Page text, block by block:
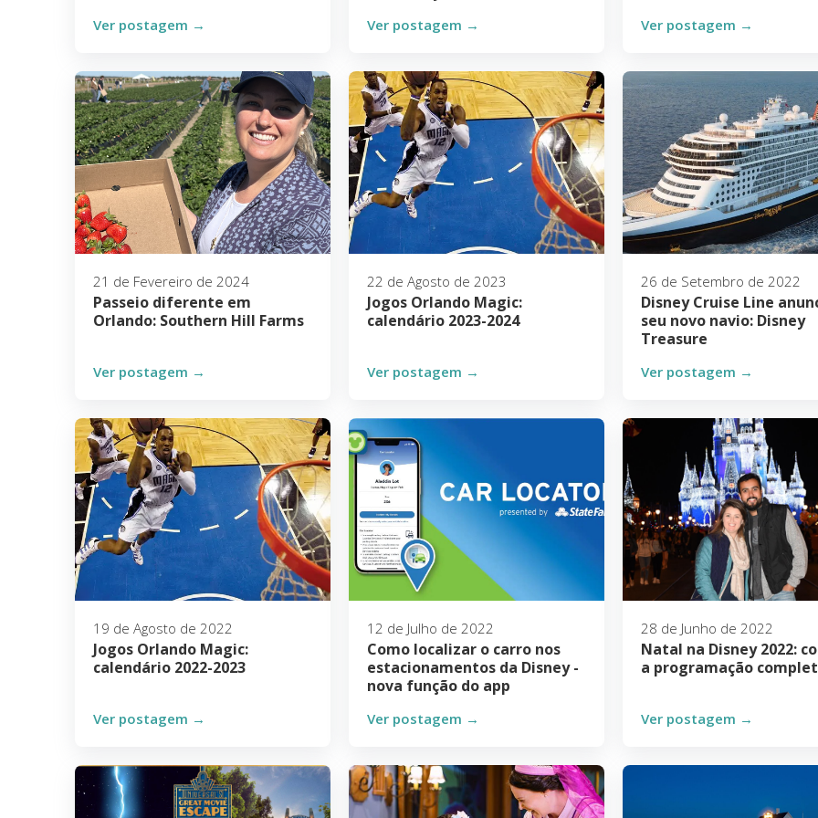
Ver postagem → Ver postagem → Ver postagem →
21 de Fevereiro de 2024
Passeio diferente em
Orlando: Southern Hill Farms
Ver postagem →
22 de Agosto de 2023
Jogos Orlando Magic:
calendário 2023-2024
Ver postagem →
26 de Setembro de 2022
Disney Cruise Line
seu novo navio: Disney
Treasure
Ver postagem →
19 de Agosto de 2022
Jogos Orlando Magic:
calendário 2022-2023
Ver postagem →
12 de Julho de 2022
Como localizar o carro nos
estacionamentos da Disney -
nova função do app
Ver postagem →
28 de Junho de 2022
Natal na Disney 2022:
a programação
Ver postagem →